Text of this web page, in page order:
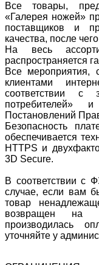
Все товары,
«Галерея ножей»
поставщиков и
качества, после
На весь
распространяется
Все мероприятия,
клиентами
соответствии
потребителей»
Постановлений
Безопасность
обеспечивается
HTTPS и
3D Secure.
В соответствии с
случае, если вам
товар
возвращен на
производилась
уточняйте у